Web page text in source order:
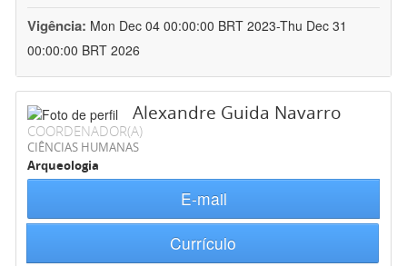
Vigência: Mon Dec 04 00:00:00 BRT 2023-Thu Dec 31
00:00:00 BRT 2026
Alexandre Guida Navarro
COORDENADOR(A)
CIÊNCIAS HUMANAS
Arqueologia
E-mail
Currículo